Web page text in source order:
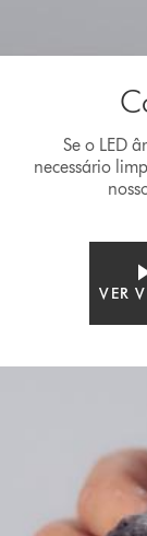
Se o LED
necessário
vídeo
VER